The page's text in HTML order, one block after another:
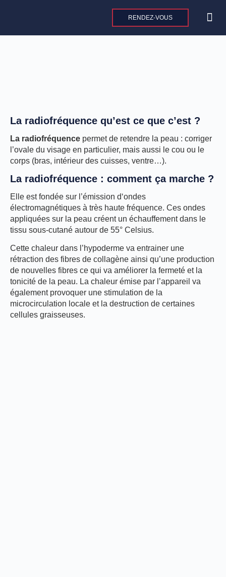
RENDEZ-VOUS
La radiofréquence qu’est ce que c’est ?
La radiofréquence permet de retendre la peau : corriger
l’ovale du visage en particulier, mais aussi le cou ou le
corps (bras, intérieur des cuisses, ventre…).
La radiofréquence : comment ça marche ?
Elle est fondée sur l’émission d‘ondes
électromagnétiques à très haute fréquence. Ces ondes
appliquées sur la peau créent un échauffement dans le
tissu sous-cutané autour de 55° Celsius.
Cette chaleur dans l’hypoderme va entrainer une
rétraction des fibres de collagène ainsi qu’une production
de nouvelles fibres ce qui va améliorer la fermeté et la
tonicité de la peau. La chaleur émise par l’appareil va
également provoquer une stimulation de la
microcirculation locale et la destruction de certaines
cellules graisseuses.